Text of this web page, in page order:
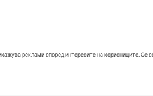
Dorfstrasse 52a, 6390 Engelberg,